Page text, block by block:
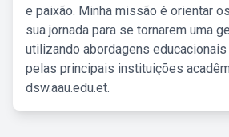
e paixão. Minha missão é orientar
sua jornada para se tornarem uma
utilizando abordagens
pelas principais instituições
dsw.aau.edu.et.